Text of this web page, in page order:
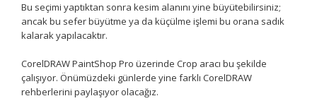
Bu seçimi yaptıktan sonra kesim alanını yine büyütebilirsiniz;
ancak bu sefer büyütme ya da küçülme işlemi bu orana sadık
kalarak yapılacaktır.
CorelDRAW PaintShop Pro üzerinde Crop aracı bu şekilde
çalışıyor. Önümüzdeki günlerde yine farklı CorelDRAW
rehberlerini paylaşıyor olacağız.